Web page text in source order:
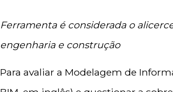
Ferramenta é considerada o
engenharia e construção
Para avaliar a Modelagem de